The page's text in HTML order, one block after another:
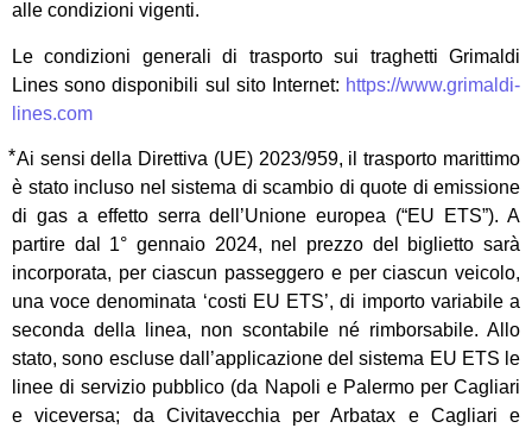
alle condizioni vigenti.
Le condizioni generali di trasporto sui traghetti Grimaldi
Lines sono disponibili sul sito Internet: https://www.grimaldi-
lines.com
⃰ Ai sensi della Direttiva (UE) 2023/959, il trasporto marittimo
è stato incluso nel sistema di scambio di quote di emissione
di gas a effetto serra dell’Unione europea (“EU ETS”). A
partire dal 1° gennaio 2024, nel prezzo del biglietto sarà
incorporata, per ciascun passeggero e per ciascun veicolo,
una voce denominata ‘costi EU ETS’, di importo variabile a
seconda della linea, non scontabile né rimborsabile. Allo
stato, sono escluse dall’applicazione del sistema EU ETS le
linee di servizio pubblico (da Napoli e Palermo per Cagliari
e viceversa; da Civitavecchia per Arbatax e Cagliari e